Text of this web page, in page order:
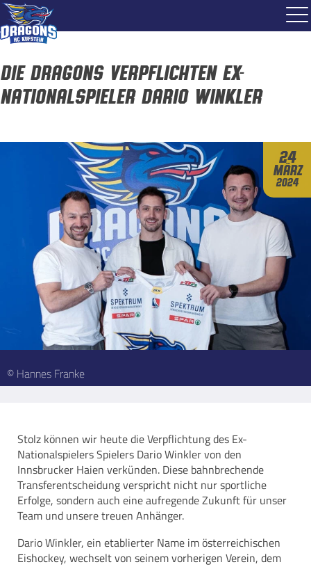
Die Dragons verpflichten Ex-
Nationalspieler Dario Winkler
24
März
2024
© Hannes Franke
Stolz können wir heute die Verpflichtung des Ex-
Nationalspielers Spielers Dario Winkler von den
Innsbrucker Haien verkünden. Diese bahnbrechende
Transferentscheidung verspricht nicht nur sportliche
Erfolge, sondern auch eine aufregende Zukunft für unser
Team und unsere treuen Anhänger.
Dario Winkler, ein etablierter Name im österreichischen
Eishockey, wechselt von seinem vorherigen Verein, dem